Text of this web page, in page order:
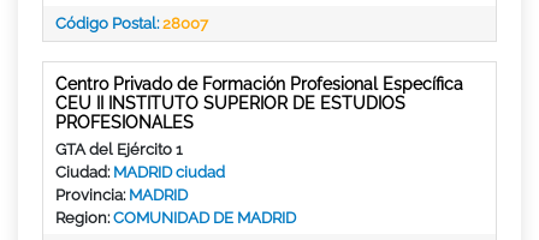
Código Postal:28007
Centro Privado de Formación Profesional Específica
CEU II INSTITUTO SUPERIOR DE ESTUDIOS
PROFESIONALES
GTA del Ejército 1
Ciudad: MADRID ciudad
Provincia: MADRID
Region:COMUNIDAD DE MADRID